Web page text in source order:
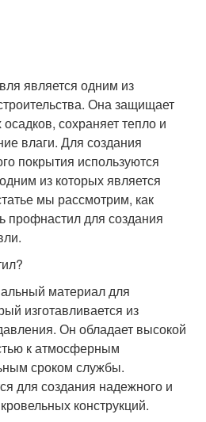
является одним из
Она защищает
сохраняет тепло и
влаги. Для создания
покрытия используются
из которых является
мы рассмотрим, как
профнастил для создания
материал для
изготавливается из
Он обладает высокой
к атмосферным
сроком службы.
для создания надежного и
конструкций.